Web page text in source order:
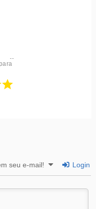
seu e-mail! Login